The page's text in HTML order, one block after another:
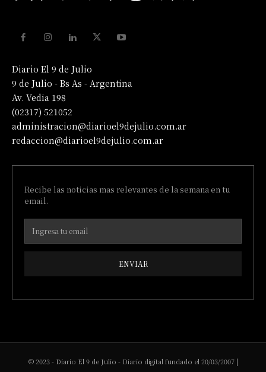
Diario El 9 de Julio
9 de Julio - Bs As - Argentina
Av. Vedia 198
(02317) 521052
administracion@diarioel9dejulio.com.ar
redaccion@diarioel9dejulio.com.ar
Recibe las noticias mas relevantes de la semana en tu
email.
ENVIAR
© 2023 - Diario El 9 de Julio - Diario digital fundado el 20/03/2007 |